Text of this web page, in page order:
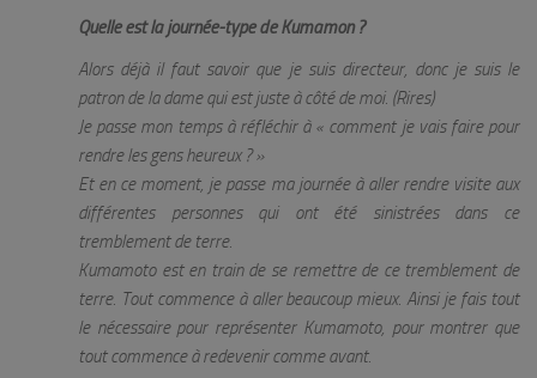
Quelle est la journée-type de Kumamon ?
Alors déjà il faut savoir que je suis directeur, donc je suis le
patron de la dame qui est juste à côté de moi. (Rires)
Je passe mon temps à réfléchir à « comment je vais faire pour
rendre les gens heureux ?»
Et en ce moment, je passe ma journée à aller rendre visite aux
différentes personnes qui ont été sinistrées dans ce
tremblement de terre.
Kumamoto est en train de se remettre de ce tremblement de
terre. Tout commence à aller beaucoup mieux. Ainsi je fais tout
le nécessaire pour représenter Kumamoto, pour montrer que
tout commence à redevenir comme avant.